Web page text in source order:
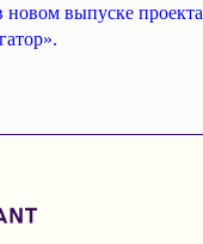
выпуске проекта